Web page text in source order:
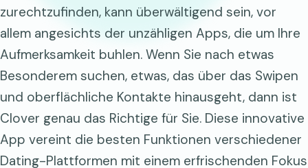
zurechtzufinden, kann überwältigend sein, vor
allem angesichts der unzähligen Apps, die um Ihre
Aufmerksamkeit buhlen. Wenn Sie nach etwas
Besonderem suchen, etwas, das über das Swipen
und oberflächliche Kontakte hinausgeht, dann ist
Clover genau das Richtige für Sie. Diese innovative
App vereint die besten Funktionen verschiedener
Dating-Plattformen mit einem erfrischenden Fokus